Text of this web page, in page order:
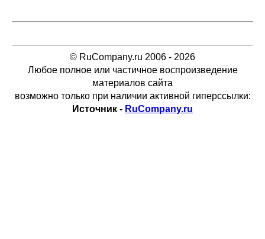
© RuCompany.ru 2006 - 2026
Любое полное или частичное воспроизведение
материалов сайта
возможно только при наличии активной гиперссылки:
Источник - RuCompany.ru